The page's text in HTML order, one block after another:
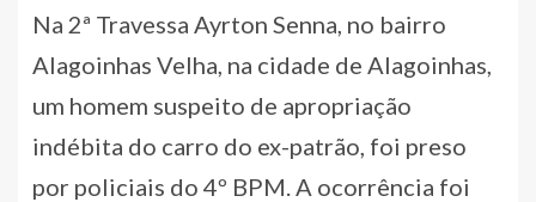
Na 2ª Travessa Ayrton Senna, no bairro
Alagoinhas Velha, na cidade de Alagoinhas,
um homem suspeito de apropriação
indébita do carro do ex-patrão, foi preso
por policiais do 4º BPM. A ocorrência foi